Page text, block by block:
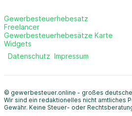
Gewerbesteuerhebesatz
Freelancer
Gewerbesteuerhebesätze Karte
Widgets
Datenschutz Impressum
© gewerbesteuer.online - großes
Wir sind ein redaktionelles nicht amtliches
Gewähr. Keine Steuer- oder